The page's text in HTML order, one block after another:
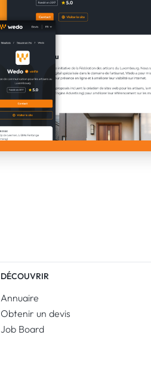
DÉCOUVRIR
Annuaire
Obtenir un devis
Job Board